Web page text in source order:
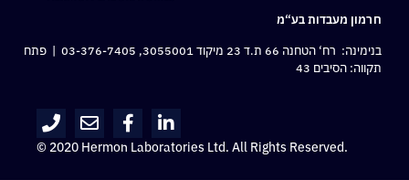
חרמון מעבדות בע“מ
בנימינה: רח‘ הטחנה 66 ת.ד 23 מיקוד 3055001,
03-376-7405 | פתח
תקווה: הסיבים 43
© 2020 Hermon Laboratories Ltd. All Rights Reserved.